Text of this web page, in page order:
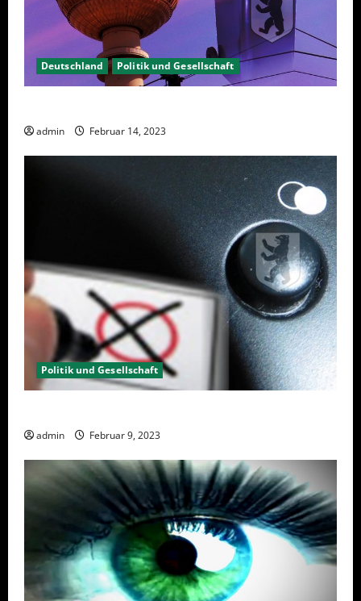
Deutschland Politik und Gesellschaft
admin Februar 14, 2023
Politik und Gesellschaft
admin Februar 9, 2023